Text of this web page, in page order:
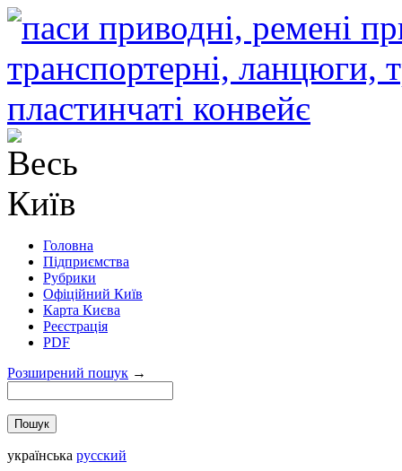
Головна
Підприємства
Рубрики
Офіційний Київ
Карта Києва
Реєстрація
PDF
Розширений пошук →
українська русский